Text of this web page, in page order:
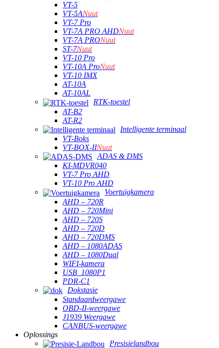
VT-5
VT-5ANuut
VT-7 Pro
VT-7A PRO AHDNuut
VT-7A PRONuut
ST-7Nuut
VT-10 Pro
VT-10A ProNuut
VT-10 IMX
AT-10A
AT-10AL
RTK-toestel
AT-B2
AT-R2
Intelligente terminaal
VT-Boks
VT-BOX-IINuut
ADAS & DMS
KI-MDVR040
VT-7 Pro AHD
VT-10 Pro AHD
Voertuigkamera
AHD – 720R
AHD – 720Mini
AHD – 720S
AHD – 720D
AHD – 720DMS
AHD – 1080ADAS
AHD – 1080Dual
WIFI-kamera
USB_1080P1
PDR-C1
Dokstasie
Standaardweergawe
OBD-II-weergawe
J1939 Weergawe
CANBUS-weergawe
Oplossings
Presisielandbou